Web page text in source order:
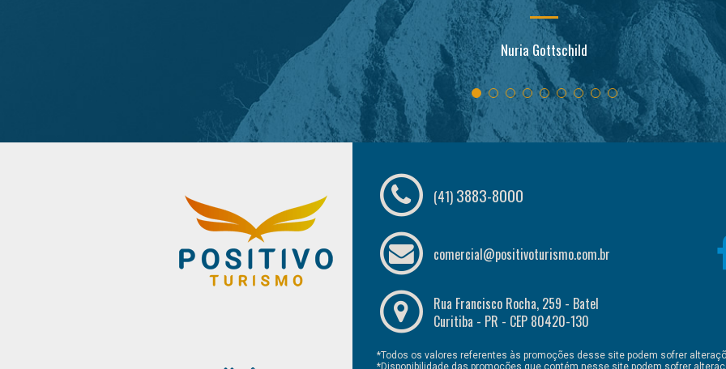
Nuria Gottschild
(41) 3883-8000
comercial@positivoturismo.com.br
Rua Francisco Rocha, 259 - Batel
Curitiba - PR - CEP 80420-130
*Todos os valores referentes às promoções desse site podem sofrer
*Disponibilidade das promoções que contém nesse site podem sofrer